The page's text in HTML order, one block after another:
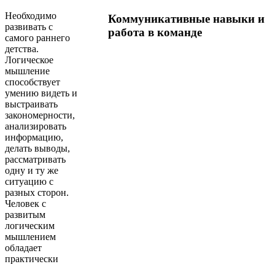
Необходимо
развивать с
самого раннего
детства.
Логическое
мышление
способствует
умению видеть и
выстраивать
закономерности,
анализировать
информацию,
делать выводы,
рассматривать
одну и ту же
ситуацию с
разных сторон.
Человек с
развитым
логическим
мышлением
обладает
практически
Коммуникативные навыки и
работа в команде